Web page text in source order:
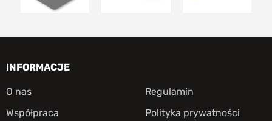
INFORMACJE
O nas
Współpraca
Regulamin
Polityka prywatności